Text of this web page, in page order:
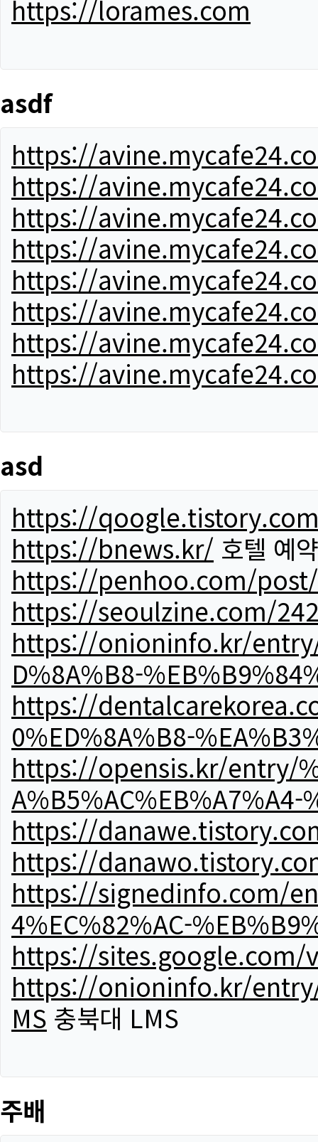
https://lorames.com
asdf
https://
https://
https://
https://
https://
https://
https://
https://
asd
https://
https://bnews.kr/ 호텔 예약
https://penhoo.com/
https://seoulzine.com/
https://onioninfo.kr/entry/
D%8A%B8-
https://
0%ED%8A%B8-
https://opensis.kr/entry/
A%B5%AC%EB%A7%A4-
https://
https://
https://signedinfo.com/
4%EC%82%AC-
https://sites.google.com/
https://onioninfo.kr/entry/
MS 충북대 LMS
주배